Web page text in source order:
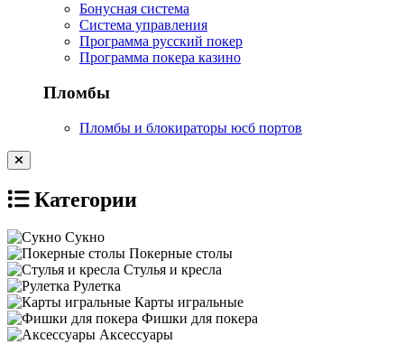
Бонусная система
Система управления
Программа русский покер
Программа покера казино
Пломбы
Пломбы и блокираторы юсб портов
Категории
Сукно
Покерные столы
Стулья и кресла
Рулетка
Карты игральные
Фишки для покера
Аксессуары